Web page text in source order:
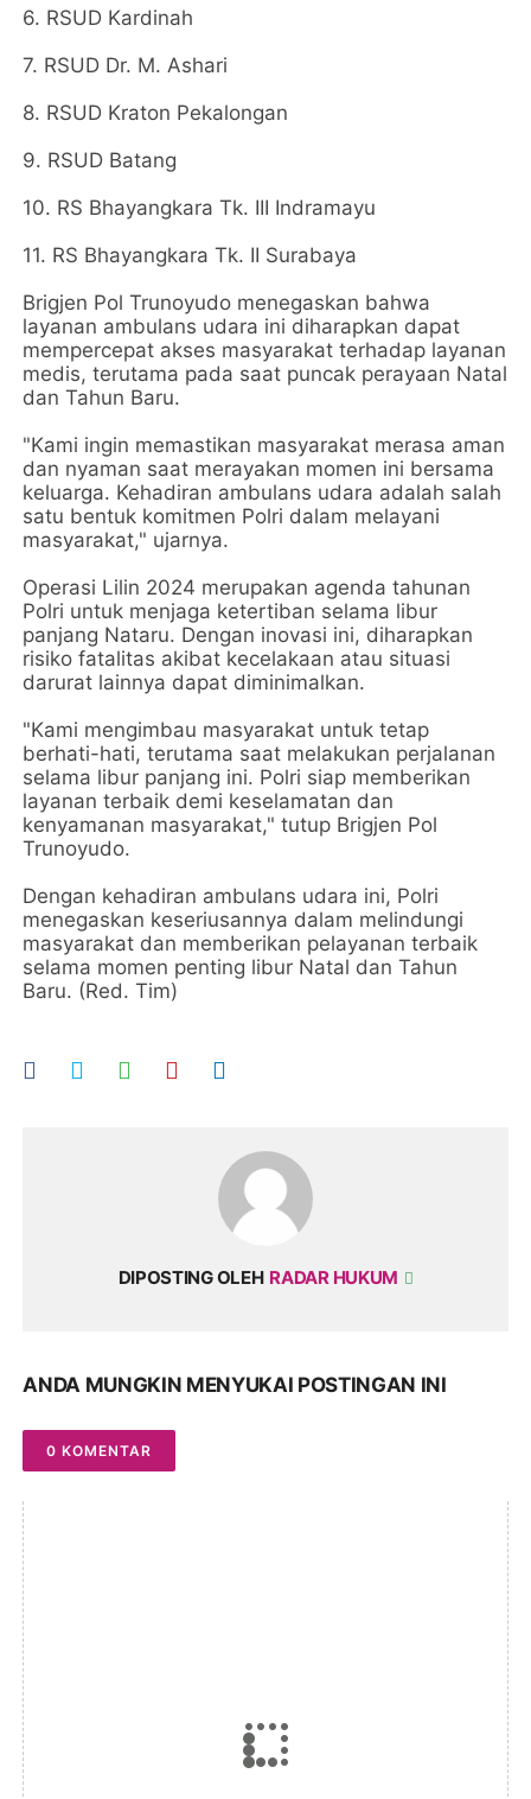
6. RSUD Kardinah
7. RSUD Dr. M. Ashari
8. RSUD Kraton Pekalongan
9. RSUD Batang
10. RS Bhayangkara Tk. III Indramayu
11. RS Bhayangkara Tk. II Surabaya
Brigjen Pol Trunoyudo menegaskan bahwa
layanan ambulans udara ini diharapkan dapat
mempercepat akses masyarakat terhadap layanan
medis, terutama pada saat puncak perayaan Natal
dan Tahun Baru.
"Kami ingin memastikan masyarakat merasa aman
dan nyaman saat merayakan momen ini bersama
keluarga. Kehadiran ambulans udara adalah salah
satu bentuk komitmen Polri dalam melayani
masyarakat," ujarnya.
Operasi Lilin 2024 merupakan agenda tahunan
Polri untuk menjaga ketertiban selama libur
panjang Nataru. Dengan inovasi ini, diharapkan
risiko fatalitas akibat kecelakaan atau situasi
darurat lainnya dapat diminimalkan.
"Kami mengimbau masyarakat untuk tetap
berhati-hati, terutama saat melakukan perjalanan
selama libur panjang ini. Polri siap memberikan
layanan terbaik demi keselamatan dan
kenyamanan masyarakat," tutup Brigjen Pol
Trunoyudo.
Dengan kehadiran ambulans udara ini, Polri
menegaskan keseriusannya dalam melindungi
masyarakat dan memberikan pelayanan terbaik
selama momen penting libur Natal dan Tahun
Baru. (Red. Tim)
DIPOSTING OLEH RADAR HUKUM
ANDA MUNGKIN MENYUKAI POSTINGAN INI
0 KOMENTAR